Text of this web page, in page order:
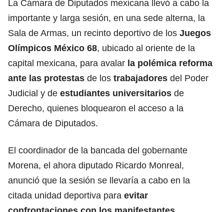
La Cámara de Diputados mexicana llevó a cabo la
importante y larga sesión, en una sede alterna, la
Sala de Armas, un recinto deportivo de los Juegos
Olímpicos México 68, ubicado al oriente de la
capital mexicana, para avalar la polémica reforma
ante las protestas de los trabajadores del Poder
Judicial y de estudiantes universitarios de
Derecho, quienes bloquearon el acceso a la
Cámara de Diputados.
El coordinador de la bancada del gobernante
Morena, el ahora diputado Ricardo Monreal,
anunció que la sesión se llevaría a cabo en la
citada unidad deportiva para evitar